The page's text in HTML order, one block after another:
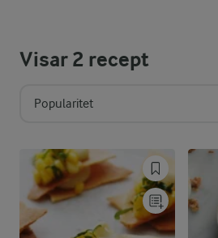
Visar2 recept
Popularitet